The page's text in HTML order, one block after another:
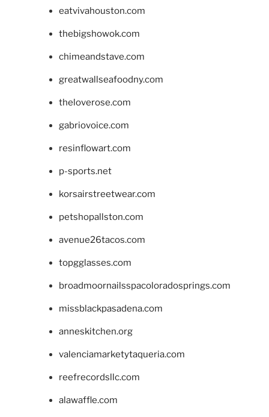
eatvivahouston.com
thebigshowok.com
chimeandstave.com
greatwallseafoodny.com
theloverose.com
gabriovoice.com
resinflowart.com
p-sports.net
korsairstreetwear.com
petshopallston.com
avenue26tacos.com
topgglasses.com
broadmoornailsspacoloradosprings.com
missblackpasadena.com
anneskitchen.org
valenciamarketytaqueria.com
reefrecordsllc.com
alawaffle.com